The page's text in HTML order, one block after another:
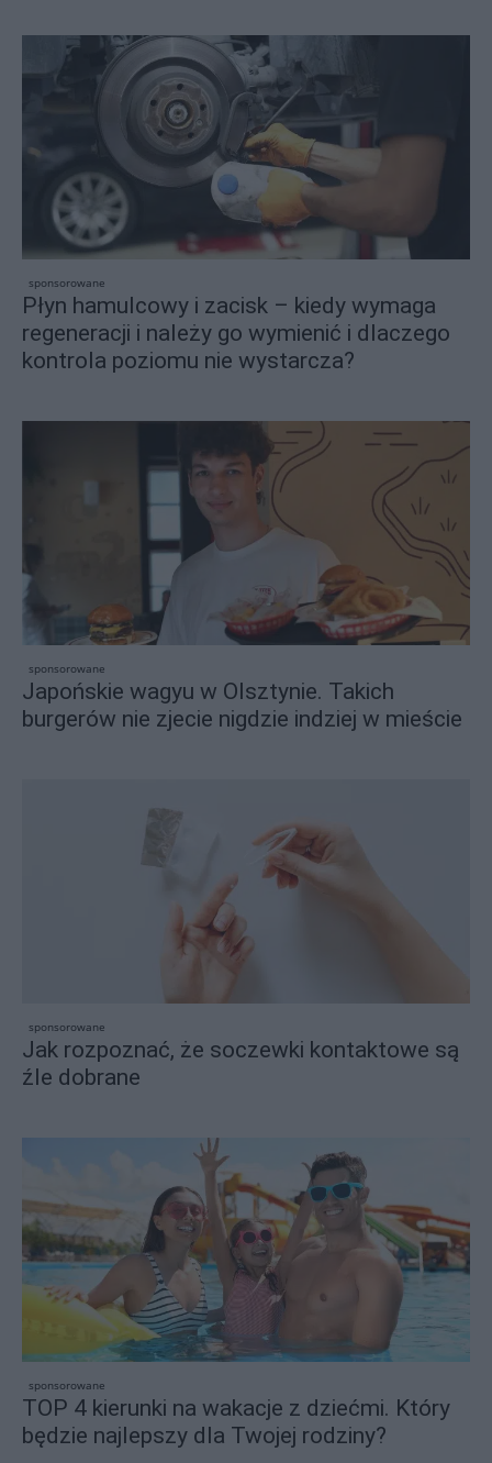
sponsorowane
Płyn hamulcowy i zacisk – kiedy wymaga
regeneracji i należy go wymienić i dlaczego
kontrola poziomu nie wystarcza?
sponsorowane
Japońskie wagyu w Olsztynie. Takich
burgerów nie zjecie nigdzie indziej w mieście
sponsorowane
Jak rozpoznać, że soczewki kontaktowe są
źle dobrane
sponsorowane
TOP 4 kierunki na wakacje z dziećmi. Który
będzie najlepszy dla Twojej rodziny?